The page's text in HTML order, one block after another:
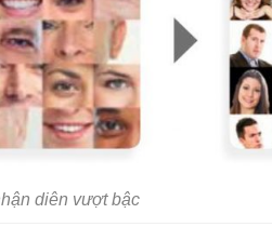
diên vượt bậc